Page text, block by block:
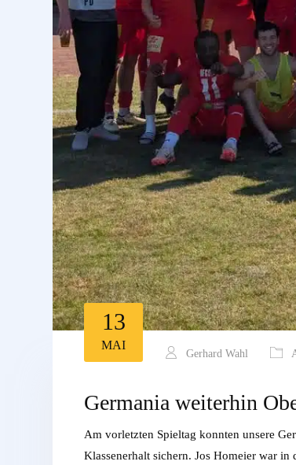
13
MAI
Gerhard Wahl
Germania weiterhin
Am vorletzten Spieltag konnten unsere
Klassenerhalt sichern. Jos Homeier war